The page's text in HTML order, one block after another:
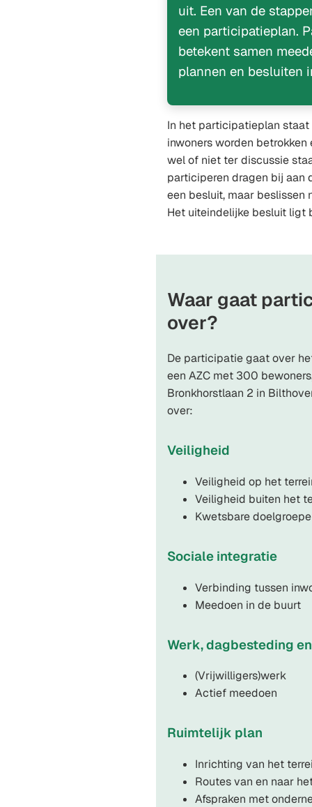
uit. Een van de
een participatieplan.
betekent samen
plannen en besluiten
In het participatieplan staat
inwoners worden
wel of niet ter discussie
participeren dragen bij aan
een besluit, maar beslissen
Het uiteindelijke besluit ligt
Waar gaat
over?
De participatie gaat over
een AZC met 300
Bronkhorstlaan 2 in
over:
Veiligheid
Veiligheid op het
Veiligheid buiten het
Kwetsbare
Sociale integratie
Verbinding tussen
Meedoen in de buurt
Werk, dagbesteding
(Vrijwilligers)werk
Actief meedoen
Ruimtelijk plan
Inrichting van het
Routes van en naar
Afspraken met